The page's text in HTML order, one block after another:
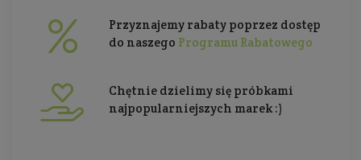
Przyznajemy rabaty poprzez dostęp
do naszego Programu Rabatowego
Chętnie dzielimy się próbkami
najpopularniejszych marek :)